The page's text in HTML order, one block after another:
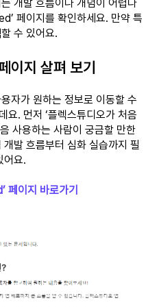
개발 흐름이나 개념이 어렵다
페이지를 확인하세요. 만약 특
수 있어요.
지 살펴 보기
자가 원하는 정보로 이동할 수
요. 먼저 ‘플렉스튜디오가 처음
사용하는 사람이 궁금할 만한
발 흐름부터 심화 실습까지 필
어요.
이지 바로가기